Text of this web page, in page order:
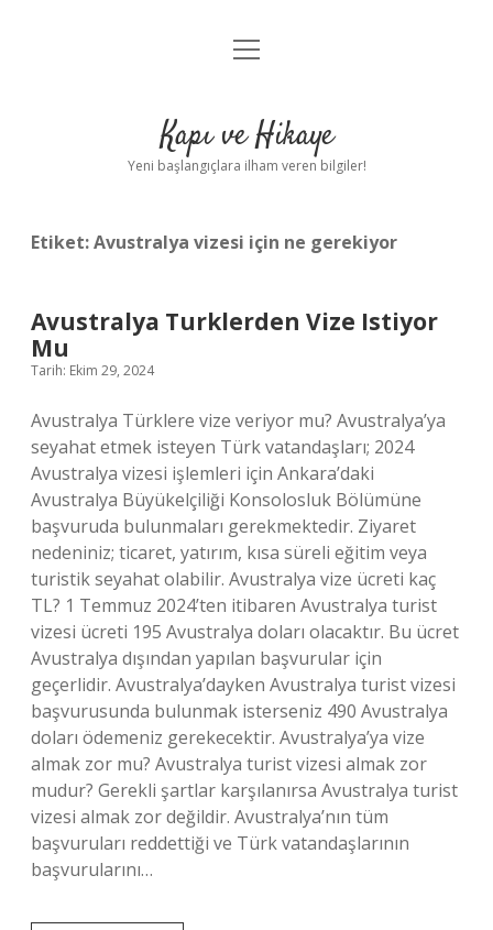
Anasayfa
Yasal Uyarı
menüyü
Kapı ve Hikaye
Yeni başlangıçlara ilham veren bilgiler!
Etiket:Avustralya vizesi için ne gerekiyor
Avustralya Turklerden Vize Istiyor
Mu
Tarih: Ekim 29, 2024
Avustralya Türklere vize veriyor mu? Avustralya’ya
seyahat etmek isteyen Türk vatandaşları; 2024
Avustralya vizesi işlemleri için Ankara’daki
Avustralya Büyükelçiliği Konsolosluk Bölümüne
başvuruda bulunmaları gerekmektedir. Ziyaret
nedeniniz; ticaret, yatırım, kısa süreli eğitim veya
turistik seyahat olabilir. Avustralya vize ücreti kaç
TL? 1 Temmuz 2024’ten itibaren Avustralya turist
vizesi ücreti 195 Avustralya doları olacaktır. Bu ücret
Avustralya dışından yapılan başvurular için
geçerlidir. Avustralya’dayken Avustralya turist vizesi
başvurusunda bulunmak isterseniz 490 Avustralya
doları ödemeniz gerekecektir. Avustralya’ya vize
almak zor mu? Avustralya turist vizesi almak zor
mudur? Gerekli şartlar karşılanırsa Avustralya turist
vizesi almak zor değildir. Avustralya’nın tüm
başvuruları reddettiği ve Türk vatandaşlarının
başvurularını…